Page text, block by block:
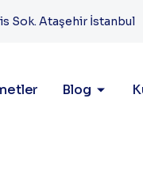
Sok. Ataşehir İstanbul
Blog Ana